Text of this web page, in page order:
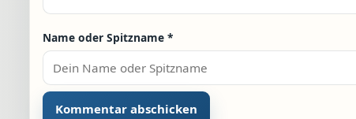
Name oder Spitzname *